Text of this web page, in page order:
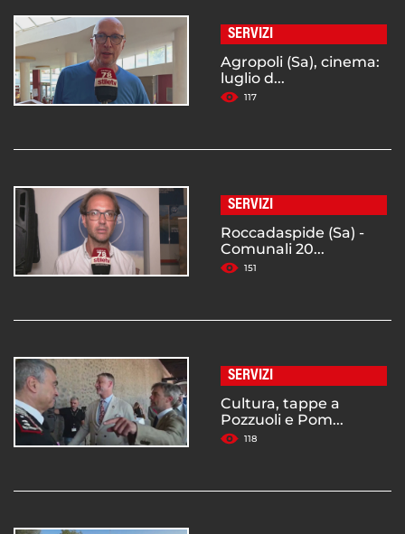
SERVIZI
Agropoli (Sa), cinema:
luglio d...
117
SERVIZI
Roccadaspide (Sa) -
Comunali 20...
151
SERVIZI
Cultura, tappe a
Pozzuoli e Pom...
118